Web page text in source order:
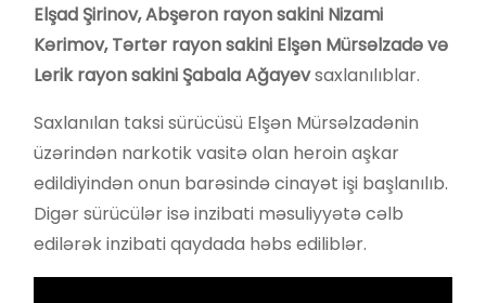
Elşad Şirinov, Abşeron rayon sakini Nizami
Kərimov, Tərtər rayon sakini Elşən Mürsəlzadə və
Lerik rayon sakini Şabala Ağayevsaxlanılıblar.
Saxlanılan taksi sürücüsü Elşən Mürsəlzadənin
üzərindən narkotik vasitə olan heroin aşkar
edildiyindən onun barəsində cinayət işi başlanılıb.
Digər sürücülər isə inzibati məsuliyyətə cəlb
edilərək inzibati qaydada həbs ediliblər.